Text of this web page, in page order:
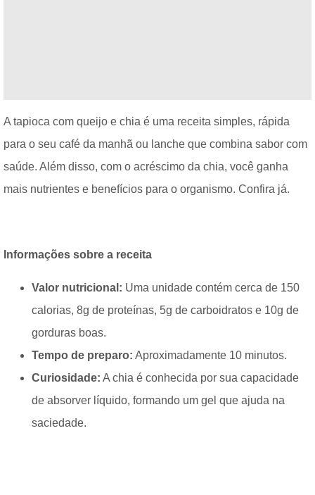
A tapioca com queijo e chia é uma receita simples, rápida
para o seu café da manhã ou lanche que combina sabor com
saúde. Além disso, com o acréscimo da chia, você ganha
mais nutrientes e benefícios para o organismo. Confira já.
Informações sobre a receita
Valor nutricional: Uma unidade contém cerca de 150
calorias, 8g de proteínas, 5g de carboidratos e 10g de
gorduras boas.
Tempo de preparo: Aproximadamente 10 minutos.
Curiosidade: A chia é conhecida por sua capacidade
de absorver líquido, formando um gel que ajuda na
saciedade.